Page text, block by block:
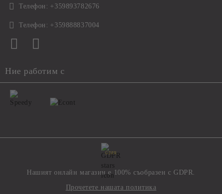
Телефон: +359893782676
Телефон: +359888837004
Ние работим с
GDPR
Нашият онлайн магазин е 100% съобразен с GDPR.
Прочетете нашата политика